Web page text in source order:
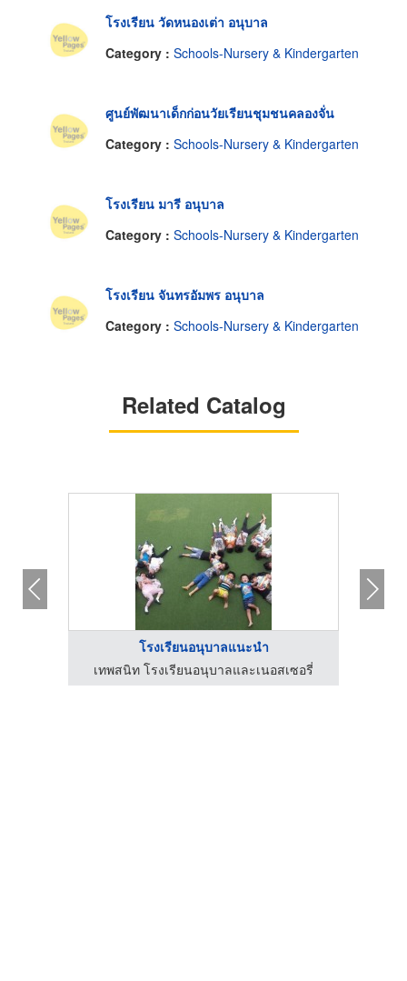
โรงเรียน วัดหนองเต่า อนุบาล
Category : Schools-Nursery & Kindergarten
ศูนย์พัฒนาเด็กก่อนวัยเรียนชุมชนคลองจั่น
Category : Schools-Nursery & Kindergarten
โรงเรียน มารี อนุบาล
Category : Schools-Nursery & Kindergarten
โรงเรียน จันทรอัมพร อนุบาล
Category : Schools-Nursery & Kindergarten
Related Catalog
โรงเรียนอนุบาลแนะนำ
เทพสนิท โรงเรียนอนุบาลและเนอสเซอรี่